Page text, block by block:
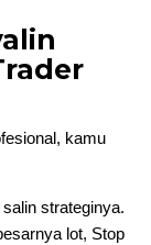
kamu
strateginya.
lot, Stop